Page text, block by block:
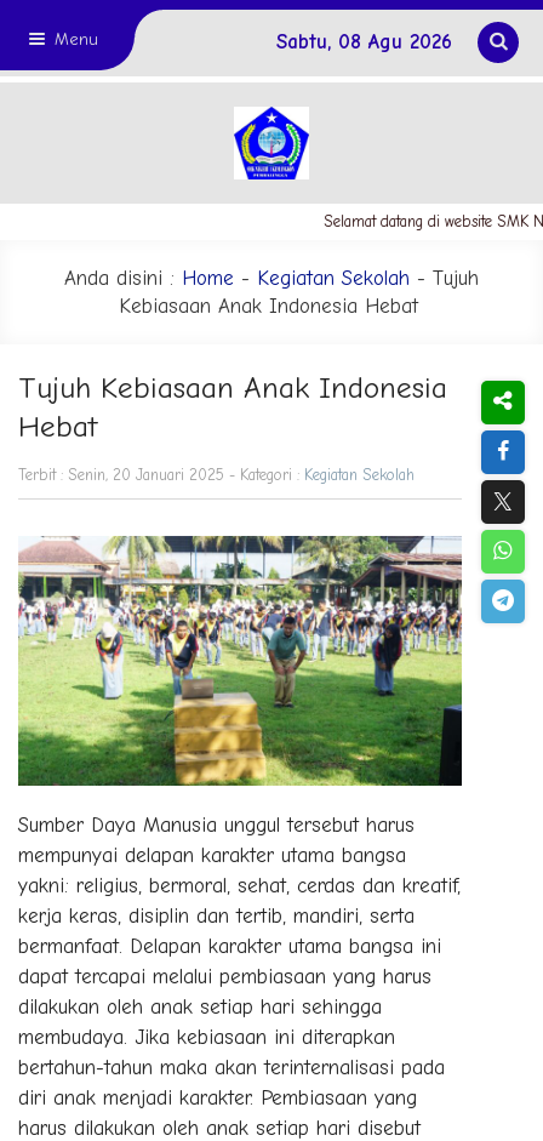
Menu Sabtu, 08 Agu 2026
Selamat datang di website SMK
Anda disini : Home - Kegiatan Sekolah - Tujuh
Kebiasaan Anak Indonesia Hebat
Tujuh Kebiasaan Anak Indonesia
Hebat
Terbit : Senin, 20 Januari 2025 - Kategori : Kegiatan Sekolah
Sumber Daya Manusia unggul tersebut harus
mempunyai delapan karakter utama bangsa
yakni: religius, bermoral, sehat, cerdas dan kreatif,
kerja keras, disiplin dan tertib, mandiri, serta
bermanfaat. Delapan karakter utama bangsa ini
dapat tercapai melalui pembiasaan yang harus
dilakukan oleh anak setiap hari sehingga
membudaya. Jika kebiasaan ini diterapkan
bertahun-tahun maka akan terinternalisasi pada
diri anak menjadi karakter. Pembiasaan yang
harus dilakukan oleh anak setiap hari disebut